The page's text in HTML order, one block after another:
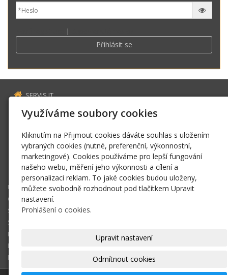
|
Přihlásit se
SERVIS IT
Estonská 2569
272 01 Kladno
servis@fillaus.cz
www.fillaus.cz
+420 606 163 784
sms zpráva
ÚVOD
OPRAVY ZAŘÍZENÍ
SPRÁVA SÍTĚ
SATELITNÍ A TV ROZVODY
KONTAKT
E-SHOP
KOŠÍK
Využíváme soubory cookies
Kliknutím na Přijmout cookies dáváte souhlas s uložením
vybraných cookies (nutné, preferenční, výkonnostní,
marketingové). Cookies používáme pro lepší fungování
našeho webu, měření jeho výkonnosti a cílení a
personalizaci reklam. To jaké cookies budou uloženy,
můžete svobodně rozhodnout pod tlačítkem Upravit
nastavení.
Prohlášení o cookies.
Upravit nastavení
Odmítnout cookies